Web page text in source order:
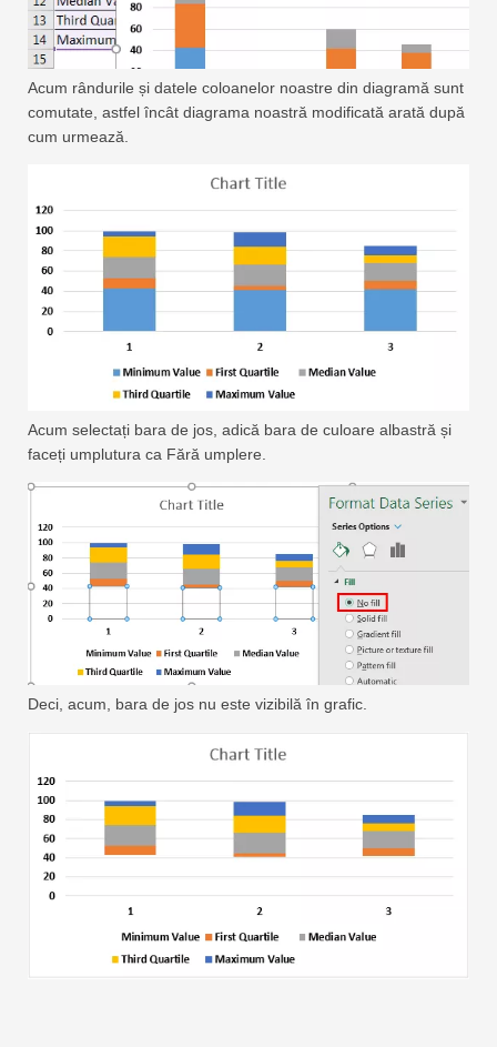
Acum rândurile și datele coloanelor noastre din diagramă sunt
comutate, astfel încât diagrama noastră modificată arată după
cum urmează.
Acum selectați bara de jos, adică bara de culoare albastră și
faceți umplutura ca Fără umplere.
Deci, acum, bara de jos nu este vizibilă în grafic.